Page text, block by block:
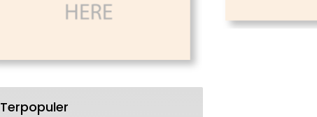
Terpopuler